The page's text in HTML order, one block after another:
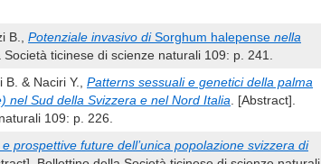
B., Potenziale invasivo diSorghum halepense nella
ticinese di scienze naturali 109: p. 241.
& Naciri Y., Patterns sessuali e genetici della palma
nel Sud della Svizzera e nel Nord Italia . [Abstract].
109: p. 226.
prospettive future dell’unica popolazione svizzera di